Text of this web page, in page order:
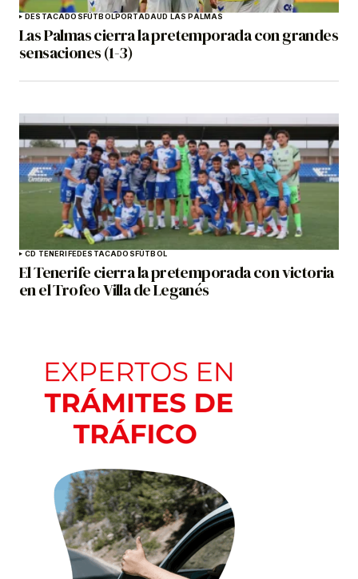
DESTACADOSFÚTBOLPORTADAUD LAS PALMAS
Las Palmas cierra la pretemporada con grandes
sensaciones (1-3)
CD TENERIFEDESTACADOSFÚTBOL
El Tenerife cierra la pretemporada con victoria
en el Trofeo Villa de Leganés